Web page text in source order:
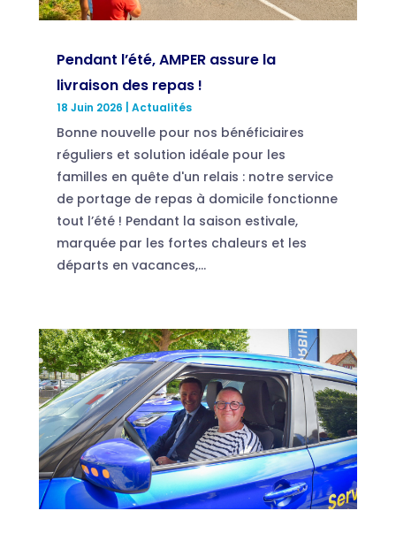
Pendant l’été, AMPER assure la
livraison des repas !
18 Juin 2026 Actualités
Bonne nouvelle pour nos bénéficiaires
réguliers et solution idéale pour les
familles en quête d'un relais : notre service
de portage de repas à domicile fonctionne
tout l’été ! Pendant la saison estivale,
marquée par les fortes chaleurs et les
départs en vacances,...